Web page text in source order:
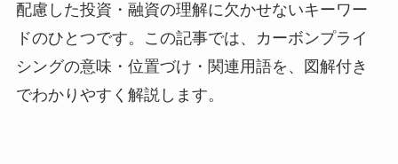
配慮した投資・融資の理解に欠かせないキーワー
ドのひとつです。この記事では、カーボンプライ
シングの意味・位置づけ・関連用語を、図解付き
でわかりやすく解説します。